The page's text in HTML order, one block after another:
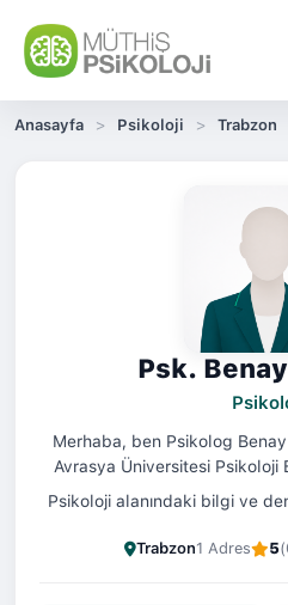
Anasayfa Psikoloji Trabzon
Psk.
Merhaba, ben Psikolog
Avrasya Üniversitesi Psikoloji
Psikoloji alanındaki bilgi ve
Trabzon1 Adres 5